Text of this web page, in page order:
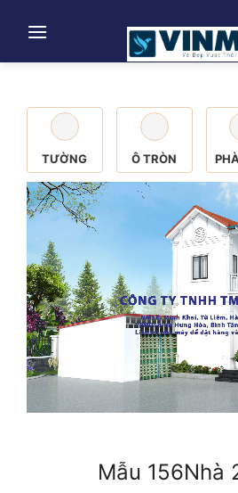
TƯỜNG Ô TRÒN
Mẫu 156Nhà